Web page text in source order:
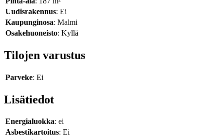
Uudisrakennus: Ei
Kaupunginosa: Malmi
Osakehuoneisto: Kyllä
Tilojen varustus
Parveke: Ei
Lisätiedot
Energialuokka: ei
Asbestikartoitus: Ei